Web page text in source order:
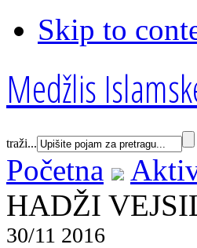
Skip to
Medžlis
traži...
Početna
HADŽI
30/11 2016